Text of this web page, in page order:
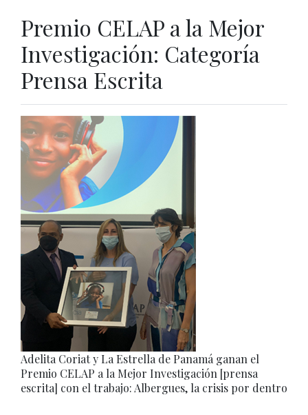
Premio CELAP a la Mejor
Investigación: Categoría
Prensa Escrita
Adelita Coriat y La Estrella de Panamá ganan el
Premio CELAP a la Mejor Investigación [prensa
escrita] con el trabajo: Albergues, la crisis por dentro